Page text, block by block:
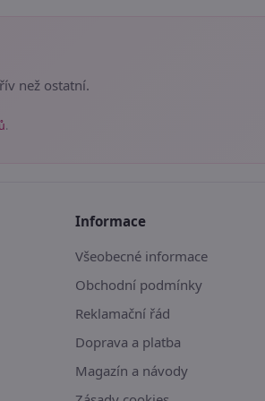
než ostatní.
.
Informace
Všeobecné informace
Obchodní podmínky
Reklamační řád
Doprava a platba
Magazín a návody